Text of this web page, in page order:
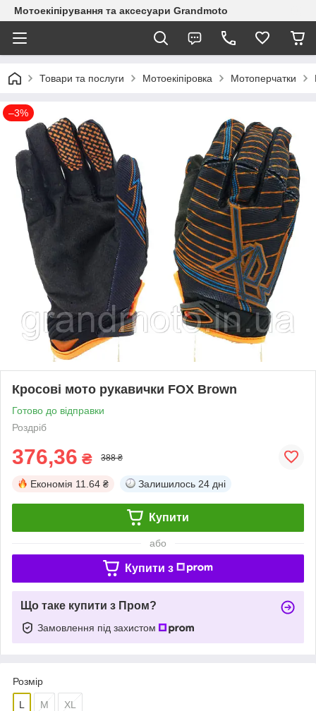
Мотоекіпірування та аксесуари Grandmoto
Товари та послуги Мотоекіпіровка Мотоперчатки
–3%
Кросові мото рукавички FOX Brown
Готово до відправки
Роздріб
376,36 ₴ 388 ₴
Економія 11.64 ₴ Залишилось 24 дні
Купити
або
Купити з
Що таке купити з Пром?
Замовлення під захистом
Розмір
L М XL